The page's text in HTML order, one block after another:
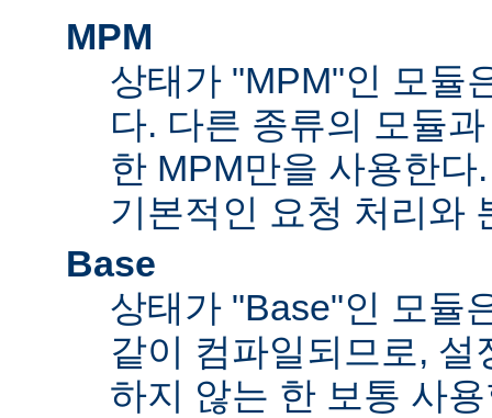
MPM
상태가 "MPM"인 모듈
다. 다른 종류의 모듈
한 MPM만을 사용한
기본적인 요청 처리와
Base
상태가 "Base"인 모듈
같이 컴파일되므로,
하지 않는 한 보통 사